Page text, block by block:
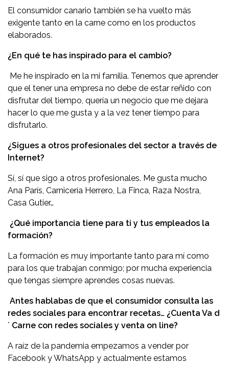
El consumidor canario también se ha vuelto más
exigente tanto en la carne como en los productos
elaborados.
¿En qué te has inspirado para el cambio?
Me he inspirado en la mi familia. Tenemos que aprender
que el tener una empresa no debe de estar reñido con
disfrutar del tiempo, quería un negocio que me dejara
hacer lo que me gusta y a la vez tener tiempo para
disfrutarlo.
¿Sigues a otros profesionales del sector a través de
Internet?
Sí, sí que sigo a otros profesionales. Me gusta mucho
Ana París, Carnicería Herrero, La Finca, Raza Nostra,
Casa Gutier…
¿Qué importancia tiene para ti y tus empleados la
formación?
La formación es muy importante tanto para mí como
para los que trabajan conmigo; por mucha experiencia
que tengas siempre aprendes cosas nuevas.
Antes hablabas de que el consumidor consulta las
redes sociales para encontrar recetas… ¿Cuenta Va d
´ Carne con redes sociales y venta on line?
A raíz de la pandemia empezamos a vender por
Facebook y WhatsApp y actualmente estamos